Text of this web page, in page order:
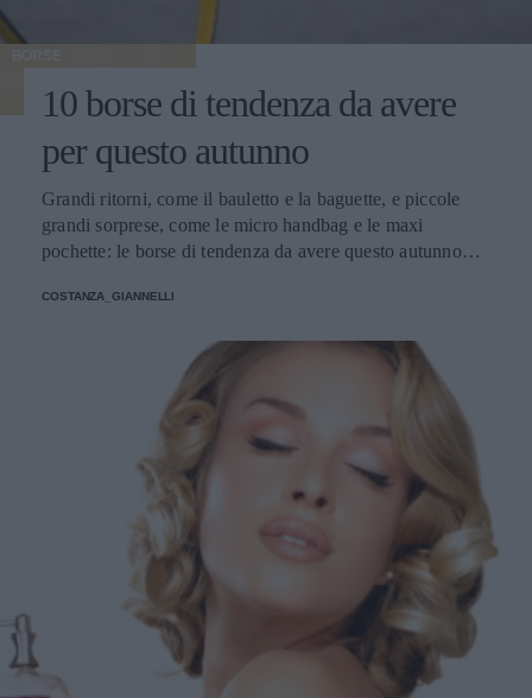
BORSE
10 borse di tendenza da avere
per questo autunno
Grandi ritorni, come il bauletto e la baguette, e piccole
grandi sorprese, come le micro handbag e le maxi
pochette: le borse di tendenza da avere questo autunno
COSTANZA_GIANNELLI